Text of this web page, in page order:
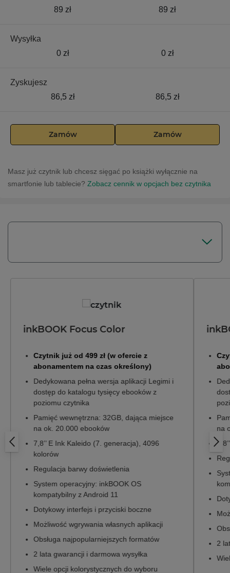
89 zł
89 zł
Wysyłka
0 zł
0 zł
Zyskujesz
86,5 zł
86,5 zł
Zamów Zamów
Masz już czytnik lub chcesz sięgać po książki wyłącznie na
smartfonie lub tablecie? Zobacz cennik w opcjach bez czytnika
inkBOOK Focus Color
Czytnik już od 499 zł (w ofercie z
abonamentem na czas określony)
Dedykowana pełna wersja aplikacji Legimi i
dostęp do katalogu tysięcy ebooków z
poziomu czytnika
Pamięć wewnętrzna: 32GB, dająca miejsce
na ok. 20.000 ebooków
7,8’’ E Ink Kaleido (7. generacja), 4096
kolorów
Regulacja barwy doświetlenia
System operacyjny: inkBOOK OS
kompatybilny z Android 11
Dotykowy interfejs i przyciski boczne
Możliwość wgrywania własnych aplikacji
Obsługa najpopularniejszych formatów
2 lata gwarancji i darmowa wysyłka
Wiele opcji kolorystycznych do wyboru
na
2